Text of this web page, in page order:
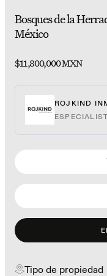
Bosques de la
México
$11,800,000 MXN
ROJKIND
Tipo de propiedad